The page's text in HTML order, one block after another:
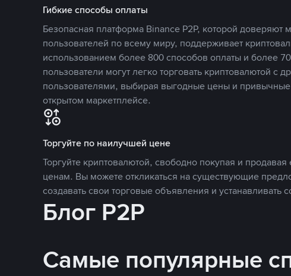
Гибкие способы оплаты
Безопасная платформа Binance P2P, которой доверяют
пользователей по всему миру, поддерживает
использованием более 800 способов оплаты и более
пользователи могут легко торговать криптовалютой с
пользователями, выбирая выгодные цены и
открытом маркетплейсе.
Торгуйте по наилучшей цене
Торгуйте криптовалютой, свободно покупая и
ценам. Вы можете откликаться на существующие
создавать свои торговые объявления и устанавливать
Блог P2P
Самые популярные